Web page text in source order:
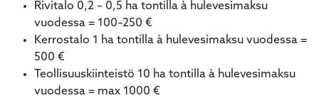
Rivitalo 0,2 – 0,5 ha tontilla à hulevesimaksu
vuodessa = 100–250 €
Kerrostalo 1 ha tontilla à hulevesimaksu vuodessa =
500 €
Teollisuuskiinteistö 10 ha tontilla à hulevesimaksu
vuodessa = max 1000 €